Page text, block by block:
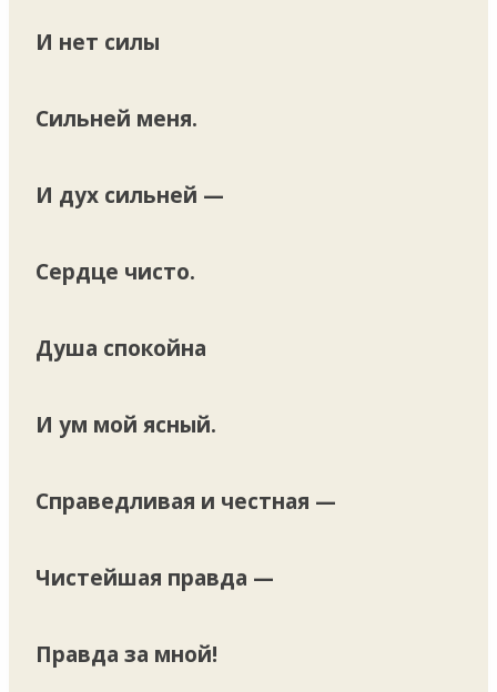
И нет силы
Сильней меня.
И дух сильней —
Сердце чисто.
Душа спокойна
И ум мой ясный.
Справедливая и честная —
Чистейшая правда —
Правда за мной!